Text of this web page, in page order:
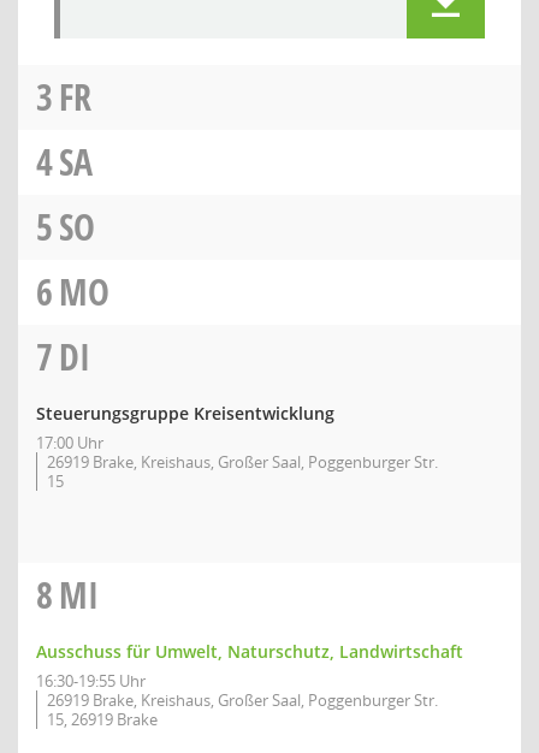
3FR
4SA
5SO
6MO
7DI
Steuerungsgruppe Kreisentwicklung
17:00 Uhr
26919 Brake, Kreishaus, Großer Saal, Poggenburger Str.
15
8MI
Ausschuss für Umwelt, Naturschutz, Landwirtschaft
16:30-19:55 Uhr
26919 Brake, Kreishaus, Großer Saal, Poggenburger Str.
15, 26919 Brake